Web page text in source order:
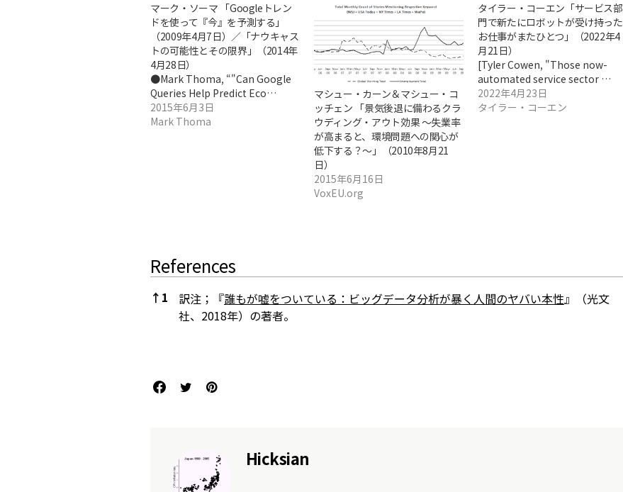
マーク・ソーマ 「Googleトレン
ドを使って『今』を予測する」
（2009年4月7日）／「ナウキャス
トの可能性とその限界」（2014年
4月28日）
●Mark Thoma, “"Can Google
Queries Help Predict Eco…
2015年6月3日
Mark Thoma
マシュー・カーン＆マシュー・コ
ッチェン 「景気後退に備わるクラ
ウディング・アウト効果 ～失業率
が高まると、環境問題への関心が
低下する？～」（2010年8月21
日）
2015年6月16日
VoxEU.org
タイラー・コーエン「サービス部
門で新たにロボットが受け持った
お仕事がまたひとつ」（2022年4
月21日）
[Tyler Cowen, "Those now-
automated service sector …
2022年4月23日
タイラー・コーエン
References
↑ 1 訳注；『誰もが嘘をついている：ビッグデータ分析が暴く人間のヤバい本性』（光文
社、2018年）の著者。
Hicksian